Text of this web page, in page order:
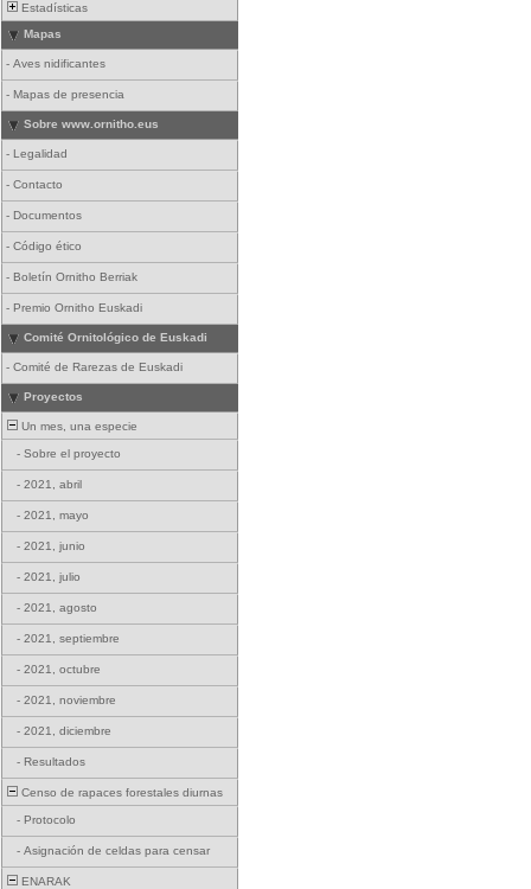
Estadísticas
Mapas
- Aves nidificantes
- Mapas de presencia
Sobre www.ornitho.eus
- Legalidad
- Contacto
- Documentos
- Código ético
- Boletín Ornitho Berriak
- Premio Ornitho Euskadi
Comité Ornitológico de Euskadi
- Comité de Rarezas de Euskadi
Proyectos
Un mes, una especie
- Sobre el proyecto
- 2021, abril
- 2021, mayo
- 2021, junio
- 2021, julio
- 2021, agosto
- 2021, septiembre
- 2021, octubre
- 2021, noviembre
- 2021, diciembre
- Resultados
Censo de rapaces forestales diurnas
- Protocolo
- Asignación de celdas para censar
ENARAK